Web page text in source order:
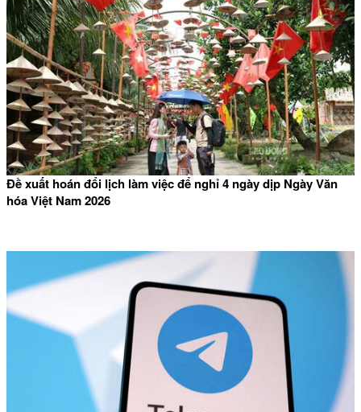
Đề xuất hoán đổi lịch làm việc để nghỉ 4 ngày dịp Ngày Văn
hóa Việt Nam 2026